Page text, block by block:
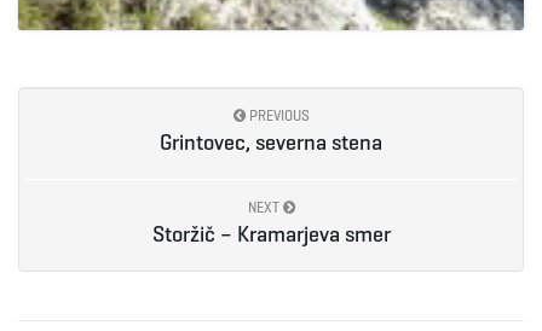
PREVIOUS
Grintovec, severna stena
NEXT
Storžič – Kramarjeva smer